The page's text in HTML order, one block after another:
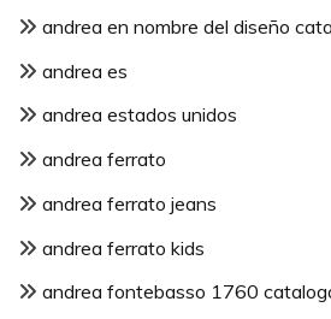
andrea en nombre del diseño
andrea es
andrea estados unidos
andrea ferrato
andrea ferrato jeans
andrea ferrato kids
andrea fontebasso 1760